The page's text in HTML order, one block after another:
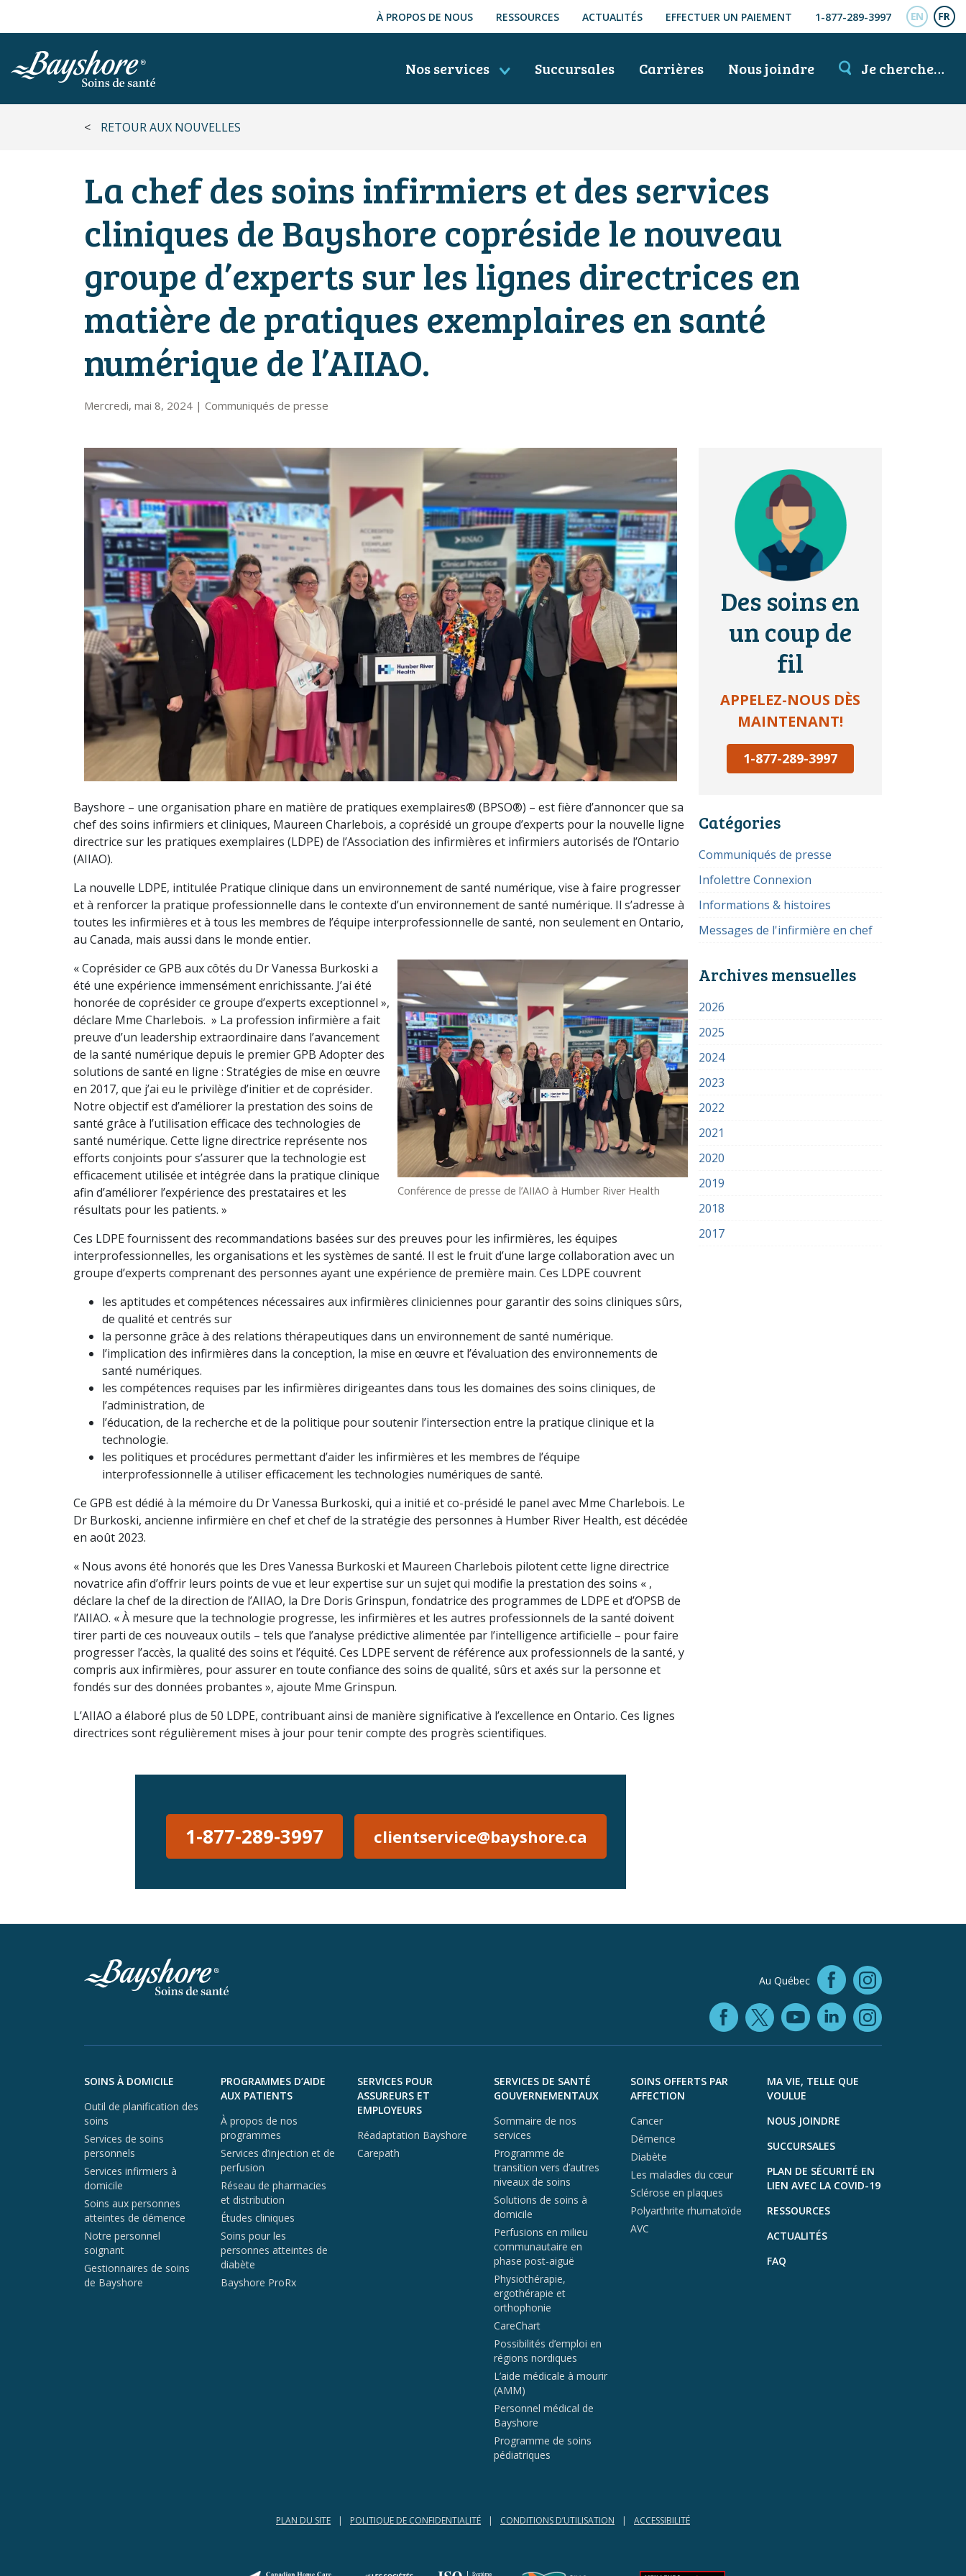
À PROPOS DE NOUS RESSOURCES ACTUALITÉS EFFECTUER UN PAIEMENT 1-877-289-3997
Nos services Succursales Carrières Nous joindre Je cherche…
< RETOUR AUX NOUVELLES
La chef des soins infirmiers et des services
cliniques de Bayshore copréside le nouveau
groupe d’experts sur les lignes directrices en
matière de pratiques exemplaires en santé
numérique de l’AIIAO.
Mercredi, mai 8, 2024 | Communiqués de presse
Bayshore – une organisation phare en matière de pratiques exemplaires® (BPSO®) – est fière d’annoncer que sa
chef des soins infirmiers et cliniques, Maureen Charlebois, a coprésidé un groupe d’experts pour la nouvelle ligne
directrice sur les pratiques exemplaires (LDPE) de l’Association des infirmières et infirmiers autorisés de l’Ontario
(AIIAO).
La nouvelle LDPE, intitulée Pratique clinique dans un environnement de santé numérique, vise à faire progresser
et à renforcer la pratique professionnelle dans le contexte d’un environnement de santé numérique. Il s’adresse à
toutes les infirmières et à tous les membres de l’équipe interprofessionnelle de santé, non seulement en Ontario,
au Canada, mais aussi dans le monde entier.
Conférence de presse de l’AIIAO à Humber River Health
« Coprésider ce GPB aux côtés du Dr Vanessa Burkoski a
été une expérience immensément enrichissante. J’ai été
honorée de coprésider ce groupe d’experts exceptionnel »,
déclare Mme Charlebois. » La profession infirmière a fait
preuve d’un leadership extraordinaire dans l’avancement
de la santé numérique depuis le premier GPB Adopter des
solutions de santé en ligne : Stratégies de mise en œuvre
en 2017, que j’ai eu le privilège d’initier et de coprésider.
Notre objectif est d’améliorer la prestation des soins de
santé grâce à l’utilisation efficace des technologies de
santé numérique. Cette ligne directrice représente nos
efforts conjoints pour s’assurer que la technologie est
efficacement utilisée et intégrée dans la pratique clinique
afin d’améliorer l’expérience des prestataires et les
résultats pour les patients. »
Ces LDPE fournissent des recommandations basées sur des preuves pour les infirmières, les équipes
interprofessionnelles, les organisations et les systèmes de santé. Il est le fruit d’une large collaboration avec un
groupe d’experts comprenant des personnes ayant une expérience de première main. Ces LDPE couvrent
les aptitudes et compétences nécessaires aux infirmières cliniciennes pour garantir des soins cliniques sûrs,
de qualité et centrés sur
la personne grâce à des relations thérapeutiques dans un environnement de santé numérique.
l’implication des infirmières dans la conception, la mise en œuvre et l’évaluation des environnements de
santé numériques.
les compétences requises par les infirmières dirigeantes dans tous les domaines des soins cliniques, de
l’administration, de
l’éducation, de la recherche et de la politique pour soutenir l’intersection entre la pratique clinique et la
technologie.
les politiques et procédures permettant d’aider les infirmières et les membres de l’équipe
interprofessionnelle à utiliser efficacement les technologies numériques de santé.
Ce GPB est dédié à la mémoire du Dr Vanessa Burkoski, qui a initié et co-présidé le panel avec Mme Charlebois. Le
Dr Burkoski, ancienne infirmière en chef et chef de la stratégie des personnes à Humber River Health, est décédée
en août 2023.
« Nous avons été honorés que les Dres Vanessa Burkoski et Maureen Charlebois pilotent cette ligne directrice
novatrice afin d’offrir leurs points de vue et leur expertise sur un sujet qui modifie la prestation des soins « ,
déclare la chef de la direction de l’AIIAO, la Dre Doris Grinspun, fondatrice des programmes de LDPE et d’OPSB de
l’AIIAO. « À mesure que la technologie progresse, les infirmières et les autres professionnels de la santé doivent
tirer parti de ces nouveaux outils – tels que l’analyse prédictive alimentée par l’intelligence artificielle – pour faire
progresser l’accès, la qualité des soins et l’équité. Ces LDPE servent de référence aux professionnels de la santé, y
compris aux infirmières, pour assurer en toute confiance des soins de qualité, sûrs et axés sur la personne et
fondés sur des données probantes », ajoute Mme Grinspun.
L’AIIAO a élaboré plus de 50 LDPE, contribuant ainsi de manière significative à l’excellence en Ontario. Ces lignes
directrices sont régulièrement mises à jour pour tenir compte des progrès scientifiques.
1-877-289-3997 clientservice@bayshore.ca
Des soins en
un coup de
fil
APPELEZ-NOUS DÈS
MAINTENANT!
1-877-289-3997
Catégories
Communiqués de presse
Infolettre Connexion
Informations & histoires
Messages de l'infirmière en chef
Archives mensuelles
2026
2025
2024
2023
2022
2021
2020
2019
2018
2017
Au Québec Facebook
Facebook (opens
X (opens in a
YouTube
LinkedIn
Aller au contenu du pied de page
SOINS À DOMICILE
Outil de planification des
soins
Services de soins
personnels
Services infirmiers à
domicile
Soins aux personnes
atteintes de démence
Notre personnel
soignant
Gestionnaires de soins
de Bayshore
PROGRAMMES D’AIDE
AUX PATIENTS
À propos de nos
programmes
Services d’injection et de
perfusion
Réseau de pharmacies
et distribution
Études cliniques
Soins pour les
personnes atteintes de
diabète
Bayshore ProRx
SERVICES POUR
ASSUREURS ET
EMPLOYEURS
Réadaptation Bayshore
Carepath
SERVICES DE SANTÉ
GOUVERNEMENTAUX
Sommaire de nos
services
Programme de
transition vers d’autres
niveaux de soins
Solutions de soins à
domicile
Perfusions en milieu
communautaire en
phase post-aiguë
Physiothérapie,
ergothérapie et
orthophonie
CareChart
Possibilités d’emploi en
régions nordiques
L’aide médicale à mourir
(AMM)
Personnel médical de
Bayshore
Programme de soins
pédiatriques
SOINS OFFERTS PAR
AFFECTION
Cancer
Démence
Diabète
Les maladies du cœur
Sclérose en plaques
Polyarthrite rhumatoïde
AVC
MA VIE, TELLE QUE
VOULUE
NOUS JOINDRE
SUCCURSALES
PLAN DE SÉCURITÉ EN
LIEN AVEC LA COVID-19
RESSOURCES
ACTUALITÉS
FAQ
PLAN DU SITE POLITIQUE DE CONFIDENTIALITÉ CONDITIONS D’UTILISATION ACCESSIBILITÉ